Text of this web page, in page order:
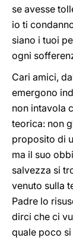
se avesse
io ti
siano i tuoi
ogni
Cari amici,
emergono
non intavola
teorica: non
proposito di
ma il suo
salvezza si
venuto sulla
Padre lo
dirci che ci
quale poco